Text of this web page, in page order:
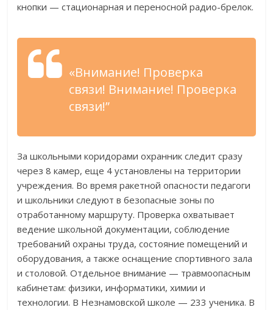
кнопки — стационарная и переносной радио-брелок.
«Внимание! Проверка
связи! Внимание! Проверка
связи!”
За школьными коридорами охранник следит сразу
через 8 камер, еще 4 установлены на территории
учреждения. Во время ракетной опасности педагоги
и школьники следуют в безопасные зоны по
отработанному маршруту. Проверка охватывает
ведение школьной документации, соблюдение
требований охраны труда, состояние помещений и
оборудования, а также оснащение спортивного зала
и столовой. Отдельное внимание — травмоопасным
кабинетам: физики, информатики, химии и
технологии. В Незнамовской школе — 233 ученика. В